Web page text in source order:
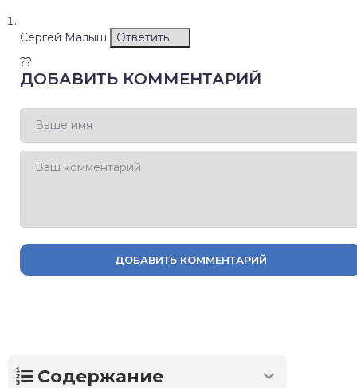
Сергей Малыш
Ответить
??
ДОБАВИТЬ КОММЕНТАРИЙ
ДОБАВИТЬ КОММЕНТАРИЙ
Содержание